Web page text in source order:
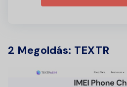
2 Megoldás: TEXTR